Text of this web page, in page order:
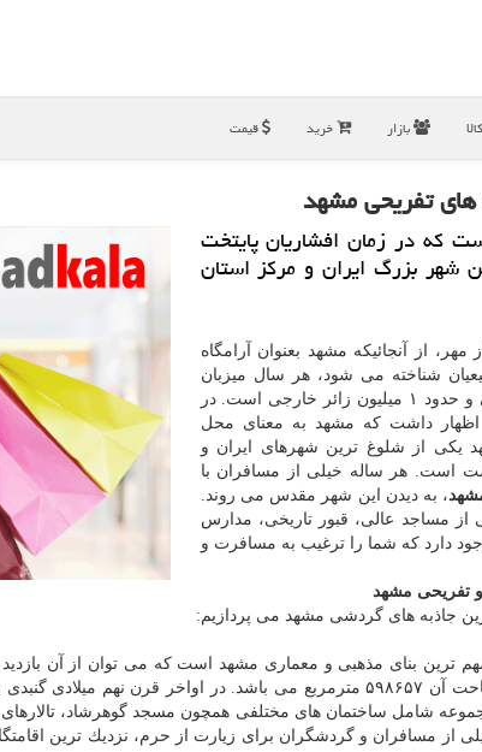
بازار خرید قیمت
تفریحی مشهد
كه در زمان افشاریان پایتخت
شهر بزرگ ایران و مركز استان
از آنجائیكه مشهد بعنوان آرامگاه
شناخته می شود، هر سال میزبان
بیش از ۳۰ میلیون زائر ایرانی و حدود ۱ میلیون زائر خارجی است. در
اظهار داشت كه مشهد به معنای محل
یكی از شلوغ ترین شهرهای ایران و
است. هر ساله خیلی از مسافران با
، به دیدن این شهر مقدس می روند.
از مساجد عالی، قبور تاریخی، مدارس
دارد كه شما را ترغیب به مسافرت و
تفریحی مشهد
جاذبه های گردشی مشهد می پردازیم:
ترین بنای مذهبی و معماری مشهد است كه می توان از آن بازدید
دارای هفت حیاط است و مساحت آن ۵۹۸۶۵۷ مترمربع می باشد. در اواخر
شامل ساختمان های مختلفی همچون مسجد گوهرشاد، تالارهای
از مسافران و گردشگران برای زیارت از حرم، نزدیك ترین